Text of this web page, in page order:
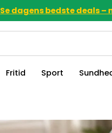
Se dagens bedste deals –
Fritid Sport